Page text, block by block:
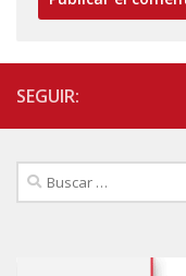
SEGUIR:
Buscar: